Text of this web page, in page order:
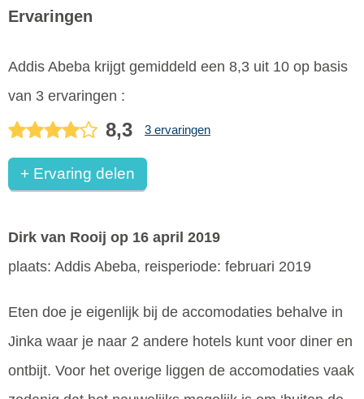
Ervaringen
Addis Abeba krijgt gemiddeld een 8,3 uit 10 op basis
van 3 ervaringen :
8,3 3 ervaringen
+ Ervaring delen
Dirk van Rooij op 16 april 2019
plaats: Addis Abeba, reisperiode: februari 2019
Eten doe je eigenlijk bij de accomodaties behalve in
Jinka waar je naar 2 andere hotels kunt voor diner en
ontbijt. Voor het overige liggen de accomodaties vaak